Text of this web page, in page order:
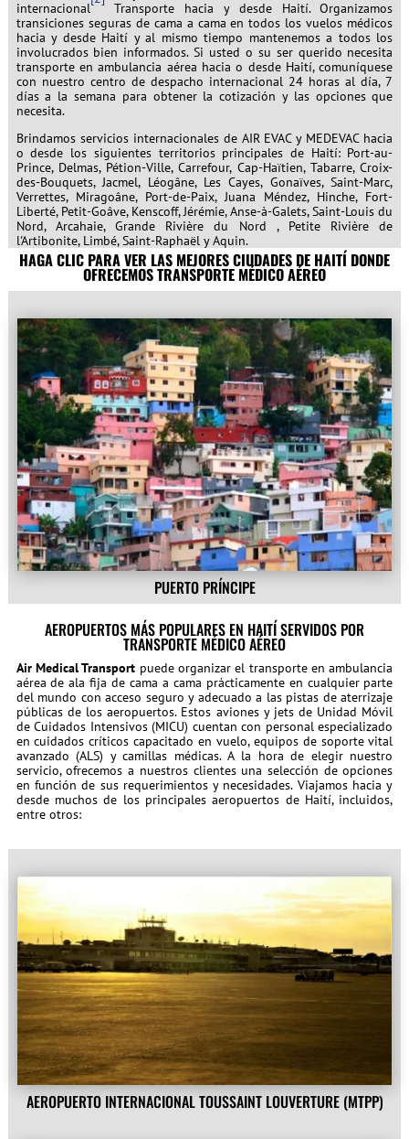
internacional
Transporte hacia y desde Haití. Organizamos
transiciones seguras de cama a cama en todos los vuelos médicos
hacia y desde Haití y al mismo tiempo mantenemos a todos los
involucrados bien informados. Si usted o su ser querido necesita
transporte en ambulancia aérea hacia o desde Haití, comuníquese
con nuestro centro de despacho internacional 24 horas al día, 7
días a la semana para obtener la cotización y las opciones que
necesita.
Brindamos servicios internacionales de AIR EVAC y MEDEVAC hacia
o desde los siguientes territorios principales de Haití: Port-au-
Prince, Delmas, Pétion-Ville, Carrefour, Cap-Haïtien, Tabarre, Croix-
des-Bouquets, Jacmel, Léogâne, Les Cayes, Gonaïves, Saint-Marc,
Verrettes, Miragoâne, Port-de-Paix, Juana Méndez, Hinche, Fort-
Liberté, Petit-Goâve, Kenscoff, Jérémie, Anse-à-Galets, Saint-Louis du
Nord, Arcahaie, Grande Rivière du Nord , Petite Rivière de
l'Artibonite, Limbé, Saint-Raphaël y Aquin.
HAGA CLIC PARA VER LAS MEJORES CIUDADES DE HAITÍ DONDE
OFRECEMOS TRANSPORTE MÉDICO AÉREO
PUERTO PRÍNCIPE
AEROPUERTOS MÁS POPULARES EN HAITÍ SERVIDOS POR
TRANSPORTE MÉDICO AÉREO
Air Medical Transport puede organizar el transporte en ambulancia
aérea de ala fija de cama a cama prácticamente en cualquier parte
del mundo con acceso seguro y adecuado a las pistas de aterrizaje
públicas de los aeropuertos. Estos aviones y jets de Unidad Móvil
de Cuidados Intensivos (MICU) cuentan con personal especializado
en cuidados críticos capacitado en vuelo, equipos de soporte vital
avanzado (ALS) y camillas médicas. A la hora de elegir nuestro
servicio, ofrecemos a nuestros clientes una selección de opciones
en función de sus requerimientos y necesidades. Viajamos hacia y
desde muchos de los principales aeropuertos de Haití, incluidos,
entre otros:
AEROPUERTO INTERNACIONAL TOUSSAINT LOUVERTURE (MTPP)